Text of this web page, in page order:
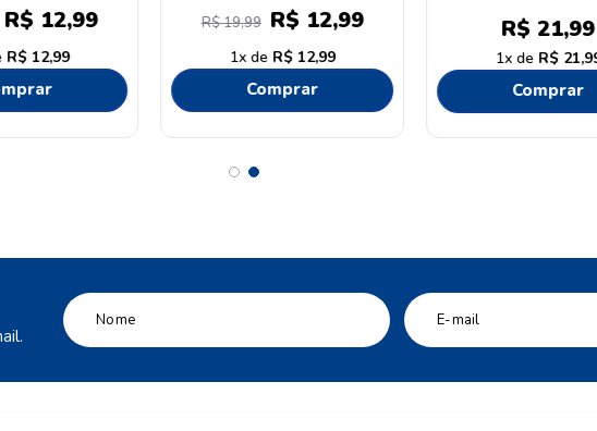
,99
R$ 179 99
R$ 44,99
Comprar
26, 99
R$ 26,99
Comprar